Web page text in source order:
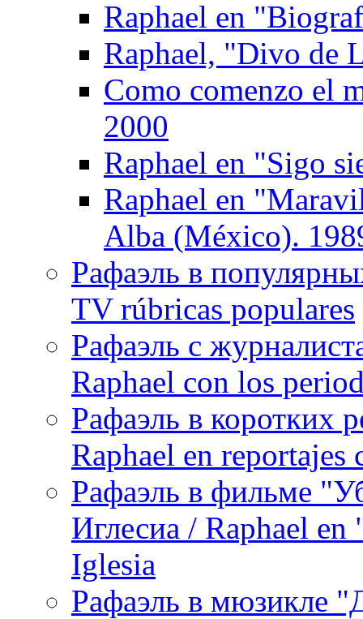
Raphael en
Raphael, "Divo de
Como comenzo el
2000
Raphael en "Sigo
Raphael en
Alba (México).
Рафаэль в
TV rúbricas populares
Рафаэль с
Raphael con los
Рафаэль в коротких
Raphael en reportajes
Рафаэль в фильме
Иглесиа / Raphael
Iglesia
Рафаэль в мюзикле